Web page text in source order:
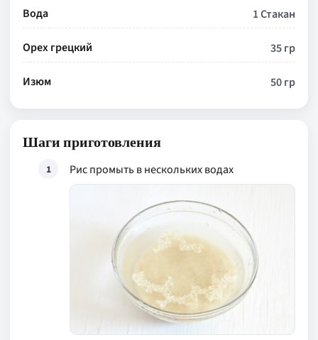
Вода 1 Стакан
Орех грецкий 35 гр
Изюм 50 гр
Шаги приготовления
1 Рис промыть в нескольких водах